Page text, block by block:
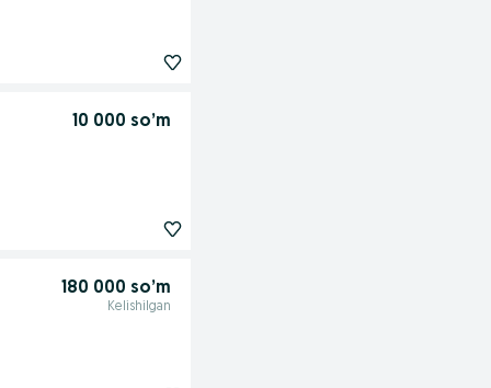
10 000 so’m
180 000 so’m
Kelishilgan